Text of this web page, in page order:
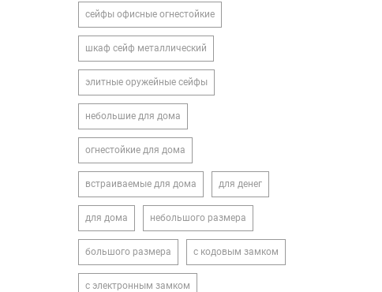
сейфы офисные огнестойкие
шкаф сейф металлический
элитные оружейные сейфы
небольшие для дома
огнестойкие для дома
встраиваемые для дома для денег
для дома небольшого размера
большого размера с кодовым замком
с электронным замком